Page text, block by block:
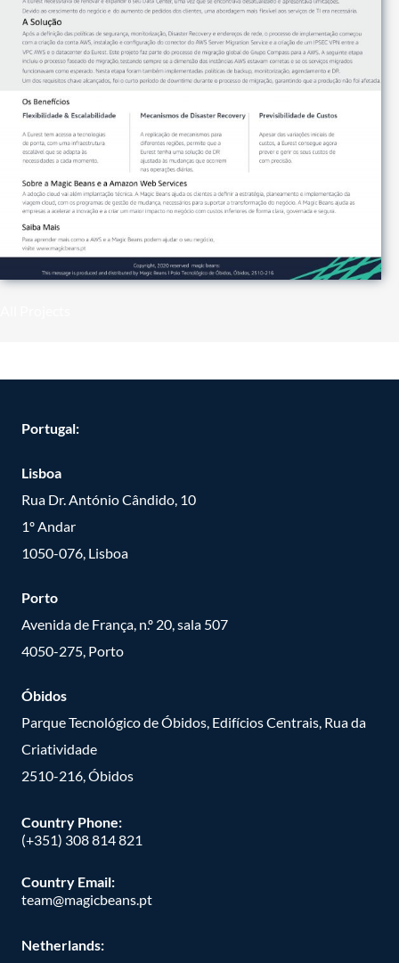
Portugal:
Lisboa
Rua Dr. António Cândido, 10
1º Andar
1050-076, Lisboa
Porto
Avenida de França, n.º 20, sala 507
4050-275, Porto
Óbidos
Parque Tecnológico de Óbidos, Edifícios Centrais, Rua da
Criatividade
2510-216, Óbidos
Country Phone:
(+351) 308 814 821
Country Email:
team@magicbeans.pt
Netherlands: